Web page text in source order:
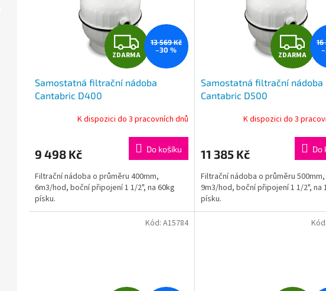
Z
D
A
R
M
A
ZDARMA
13 569 Kč
–30 %
Samostatná filtrační nádoba
Cantabric D400
K dispozici do 3 pracovních dnů
9 498 Kč Do košíku
Filtrační nádoba o průměru 400mm,
6m3/hod, boční připojení 1 1/2", na 60kg
písku.
Z
D
A
R
M
A
ZDARMA
16
Samostatná filtrační nádoba
Cantabric D500
K dispozici do 3
11 385 Kč Do
Filtrační nádoba o průměru 500mm,
9m3/hod, boční připojení 1 1/2", na
písku.
Kód: A15784 Kód: